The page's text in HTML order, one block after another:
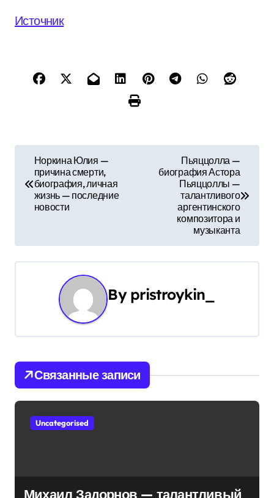
Источник
г
и
я
п
о
Норкина Юлия —
причина смерти,
биография, личная
жизнь — последние
новости
Пьяццолла —
биография Астора
Пьяццоллы —
талантливого
аргентинского
композитора и
музыканта
By pristroykin_
Связанные записи
Uncategorised
Михаил Задорнов — талантливый